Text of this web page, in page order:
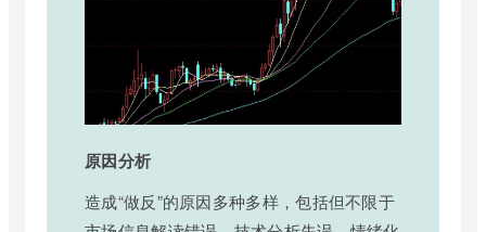
原因分析
造成“做反”的原因多种多样，包括但不限于